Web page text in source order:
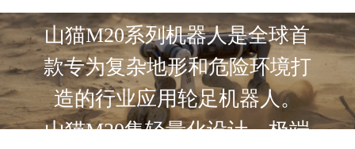
山猫M20系列机器人是全球首
款专为复杂地形和危险环境打
造的行业应用轮足机器人。
山猫M20集轻量化设计、极端